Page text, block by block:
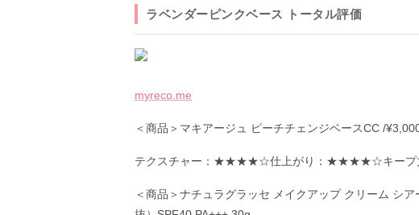
ラベンダーピンクベース トータル評価
myreco.me
＜商品＞マキアージュ ピーチチェンジベースCC /
テクスチャー：★★★★☆仕上がり：★★★★☆キー
＜商品＞ナチュラグラッセ メイクアップ クリーム シ